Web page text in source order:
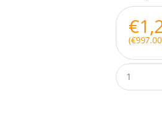
€
(€997.00
Q
u